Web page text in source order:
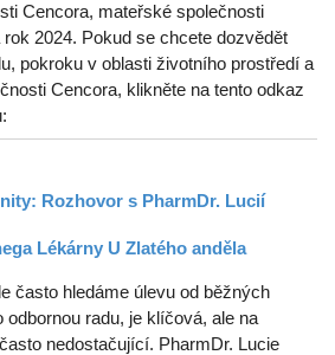
Cencora, mateřské společnosti
2024. Pokud se chcete dozvědět
pokroku v oblasti životního prostředí a
Cencora, klikněte na tento odkaz
Rozhovor s PharmDr. Lucií
Lékárny U Zlatého anděla
často hledáme úlevu od běžných
radu, je klíčová, ale na
nedostačující. PharmDr. Lucie